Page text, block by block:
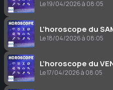
Le 19/04/2026 à 08:05
L’horoscope du
Le 18/04/2026 à 08:05
L’horoscope du
Le 17/04/2026 à 08:05